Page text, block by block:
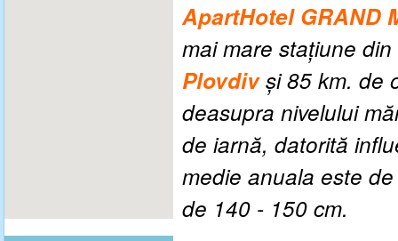
ApartHotel GRAND
mai mare staţiune
Plovdivşi 85 km. de
deasupra nivelului
de iarnă, datorită
medie anuala este
de 140 - 150 cm.